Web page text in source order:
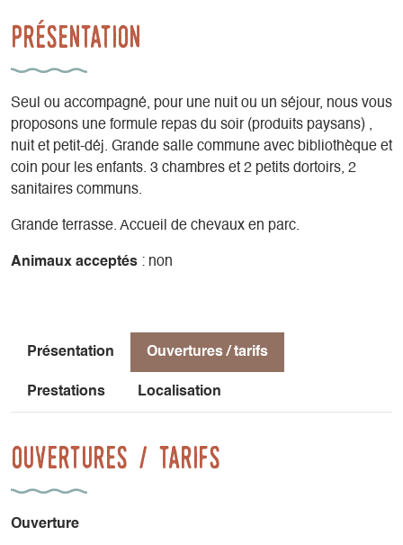
Présentation
Seul ou accompagné, pour une nuit ou un séjour, nous vous
proposons une formule repas du soir (produits paysans) ,
nuit et petit-déj. Grande salle commune avec bibliothèque et
coin pour les enfants. 3 chambres et 2 petits dortoirs, 2
sanitaires communs.
Grande terrasse. Accueil de chevaux en parc.
Animaux acceptés : non
Présentation Ouvertures / tarifs
Prestations Localisation
Ouvertures / tarifs
Ouverture